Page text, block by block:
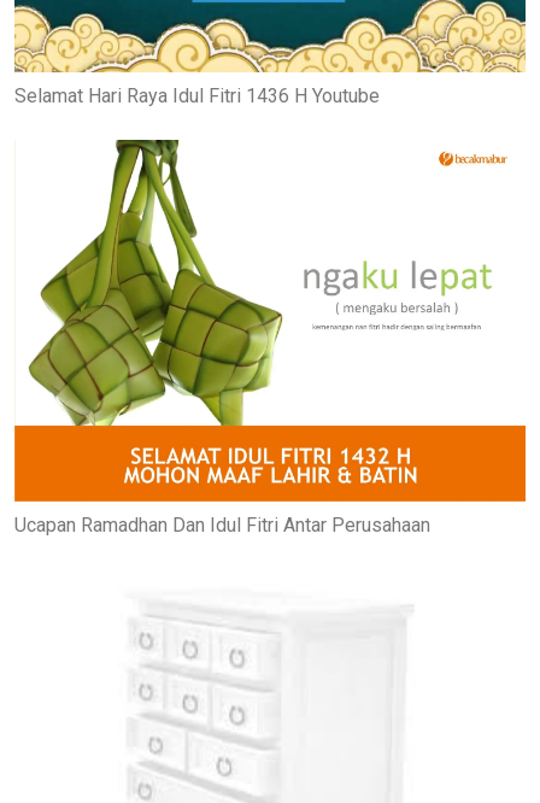
Selamat Hari Raya Idul Fitri 1436 H Youtube
Ucapan Ramadhan Dan Idul Fitri Antar Perusahaan